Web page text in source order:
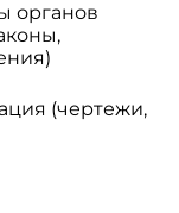
и
по
органов
(чертежи,